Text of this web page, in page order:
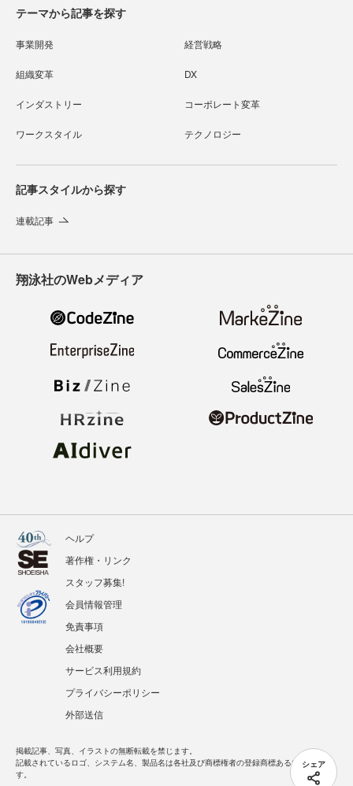
シェア
テーマから記事を探す
事業開発 経営戦略
組織変革 DX
インダストリー コーポレート変革
ワークスタイル テクノロジー
記事スタイルから探す
連載記事
翔泳社のWebメディア
ヘルプ
著作権・リンク
スタッフ募集!
会員情報管理
免責事項
会社概要
サービス利用規約
プライバシーポリシー
外部送信
掲載記事、写真、イラストの無断転載を禁じます。
記載されているロゴ、システム名、製品名は各社及び商標権者の登録商標あるいは商標で